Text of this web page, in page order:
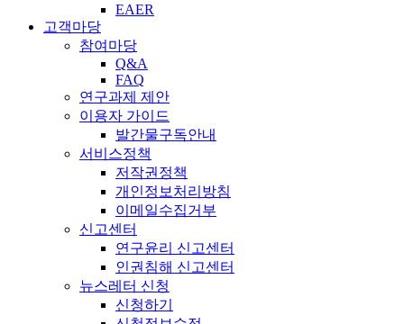
EAER
고객마당
참여마당
Q&A
FAQ
연구과제 제안
이용자 가이드
발간물구독안내
서비스정책
저작권정책
개인정보처리방침
이메일수집거부
신고센터
연구윤리 신고센터
인권침해 신고센터
뉴스레터 신청
신청하기